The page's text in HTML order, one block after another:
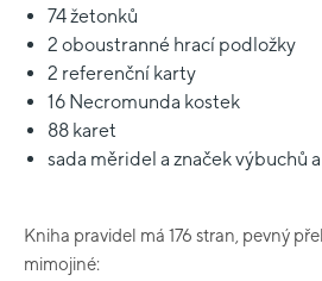
74 žetonků
2 oboustranné hrací podložky
2 referenční karty
16 Necromunda kostek
88 karet
sada měridel a značek výbuchů
Kniha pravidel má 176 stran, pevný
mimojiné: